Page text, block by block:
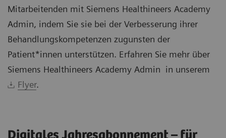
Mitarbeitenden mit Siemens Healthineers Academy
Admin, indem Sie sie bei der Verbesserung ihrer
Behandlungskompetenzen zugunsten der
Patient*innen unterstützen. Erfahren Sie mehr über
Siemens Healthineers Academy Admin in unserem
Flyer.